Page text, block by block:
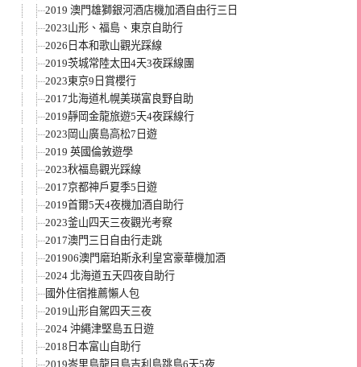
2019 澳門雄獅銀河酒店機加酒自由行三日
2023山形、福島、東京自助行
2026日本和歌山觀光踩線
2019茨城常陸太田4天3夜踩線團
2023東京9日賞櫻行
2017北海道札幌美瑛富良野自助
2019靜岡金龍旅遊5天4夜踩線行
2023岡山廣島高松7日遊
2019 英國倫敦遊學
2023秋福島觀光踩線
2017京都神戶夏季5日遊
2019首爾5天4夜機加酒自助行
2023釜山四天三夜觀光考察
2017澳門三日自由行走跳
201906澳門磨珀斯永利皇宮豪華機加酒
2024 北海道五天四夜自助行
國外住宿推薦懶人包
2019山形自駕四天三夜
2024 沖繩津堅島五日遊
2018日本富山自助行
2019峇里島龍目島吉利島跳島6天5夜